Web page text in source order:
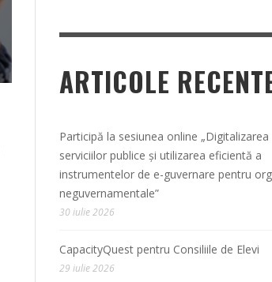
ARTICOLE
Participă la sesiunea online „Digitalizarea
serviciilor publice și utilizarea eficientă a
instrumentelor de e-guvernare pentru
neguvernamentale”
30 iulie 2026
CapacityQuest pentru Consiliile de Elevi
29 iulie 2026